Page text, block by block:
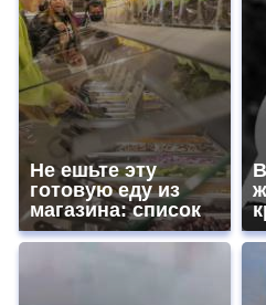
Не ешьте эту
готовую еду из
магазина: список